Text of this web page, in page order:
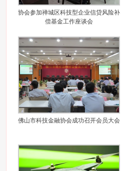
协会参加禅城区科技型企业信贷风险补
偿基金工作座谈会
佛山市科技金融协会成功召开会员大会